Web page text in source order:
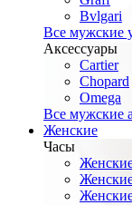
Bvlgari
Все мужские
Аксессуары
Cartier
Chopard
Omega
Все мужские
Женские
Часы